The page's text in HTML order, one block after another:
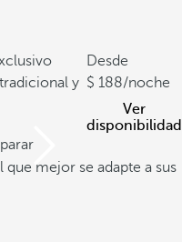
y
Desde
188/noche
Ver
disponibilidad
mejor se adapte a sus